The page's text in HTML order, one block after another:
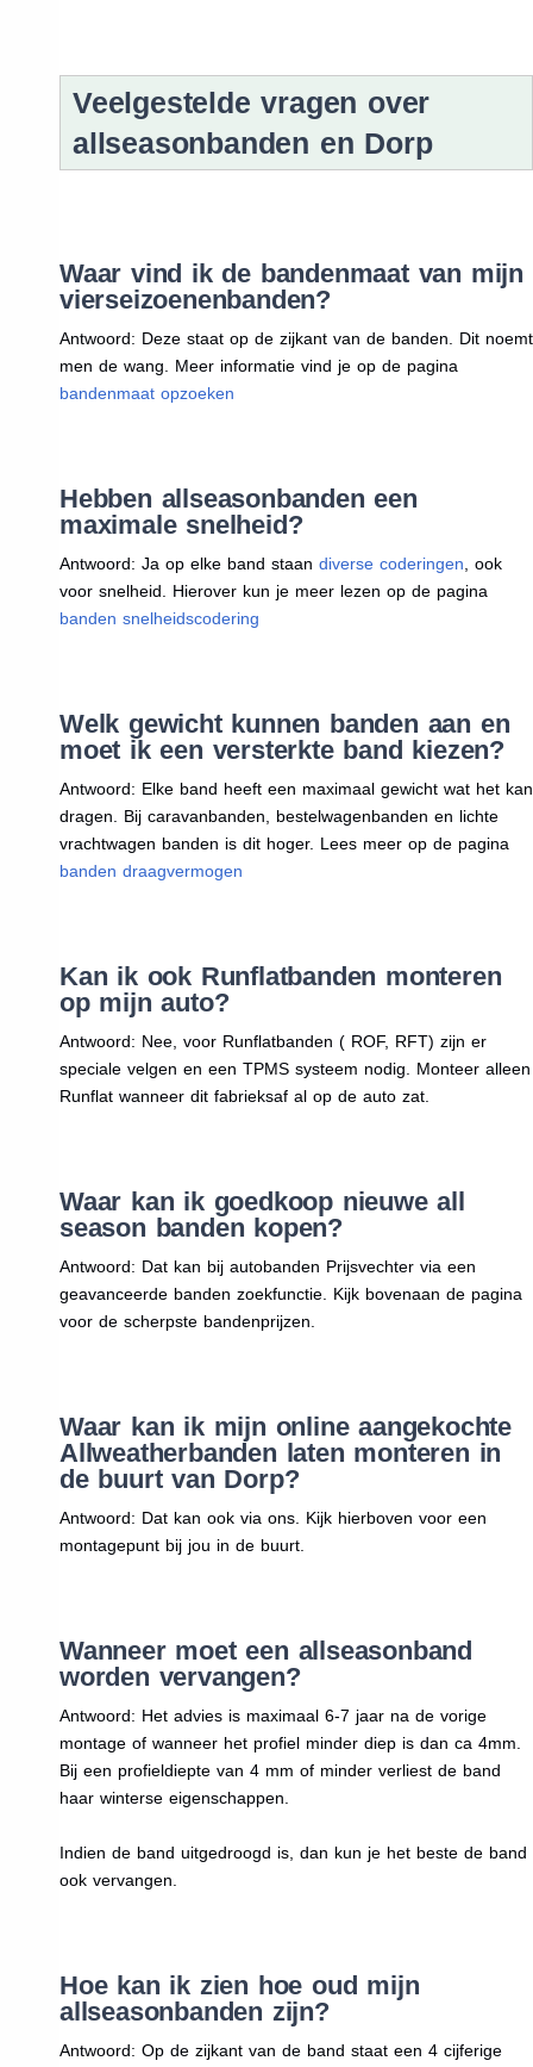
Veelgestelde vragen over
allseasonbanden en Dorp
Waar vind ik de bandenmaat van mijn
vierseizoenenbanden?
Antwoord: Deze staat op de zijkant van de banden. Dit noemt
men de wang. Meer informatie vind je op de pagina
bandenmaat opzoeken
Hebben allseasonbanden een
maximale snelheid?
Antwoord: Ja op elke band staan diverse coderingen , ook
voor snelheid. Hierover kun je meer lezen op de pagina
banden snelheidscodering
Welk gewicht kunnen banden aan en
moet ik een versterkte band kiezen?
Antwoord: Elke band heeft een maximaal gewicht wat het kan
dragen. Bij caravanbanden, bestelwagenbanden en lichte
vrachtwagen banden is dit hoger. Lees meer op de pagina
banden draagvermogen
Kan ik ook Runflatbanden monteren
op mijn auto?
Antwoord: Nee, voor Runflatbanden ( ROF, RFT) zijn er
speciale velgen en een TPMS systeem nodig. Monteer alleen
Runflat wanneer dit fabrieksaf al op de auto zat.
Waar kan ik goedkoop nieuwe all
season banden kopen?
Antwoord: Dat kan bij autobanden Prijsvechter via een
geavanceerde banden zoekfunctie. Kijk bovenaan de pagina
voor de scherpste bandenprijzen.
Waar kan ik mijn online aangekochte
Allweatherbanden laten monteren in
de buurt van Dorp?
Antwoord: Dat kan ook via ons. Kijk hierboven voor een
montagepunt bij jou in de buurt.
Wanneer moet een allseasonband
worden vervangen?
Antwoord: Het advies is maximaal 6-7 jaar na de vorige
montage of wanneer het profiel minder diep is dan ca 4mm.
Bij een profieldiepte van 4 mm of minder verliest de band
haar winterse eigenschappen.
Indien de band uitgedroogd is, dan kun je het beste de band
ook vervangen.
Hoe kan ik zien hoe oud mijn
allseasonbanden zijn?
Antwoord: Op de zijkant van de band staat een 4 cijferige